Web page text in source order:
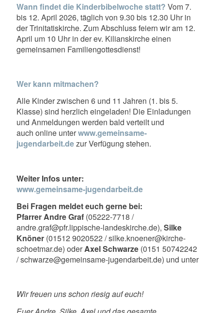
Wann findet die Kinderbibelwoche statt? Vom 7.
bis 12. April 2026, täglich von 9.30 bis 12.30 Uhr in
der Trinitatiskirche. Zum Abschluss feiern wir am 12.
April um 10 Uhr in der ev. Kilianskirche einen
gemeinsamen Familiengottesdienst!
Wer kann mitmachen?
Alle Kinder zwischen 6 und 11 Jahren (1. bis 5.
Klasse) sind herzlich eingeladen! Die Einladungen
und Anmeldungen werden bald verteilt und
auch online unterwww.gemeinsame-
jugendarbeit.dezur Verfügung stehen.
Weiter Infos unter:
www.gemeinsame-jugendarbeit.de
Bei Fragen meldet euch gerne bei:
Pfarrer Andre Graf (05222-7718 /
andre.graf@pfr.lippische-landeskirche.de), Silke
Knöner(01512 9020522 / silke.knoener@kirche-
schoetmar.de) oderAxel Schwarze(0151 50742242
/ schwarze@gemeinsame-jugendarbeit.de) und unter
Wir freuen uns schon riesig auf euch!